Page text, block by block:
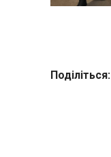
Поділіться: